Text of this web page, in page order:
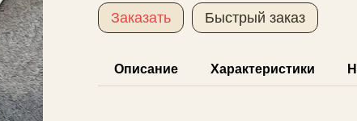
Заказать Быстрый заказ
Описание Характеристики